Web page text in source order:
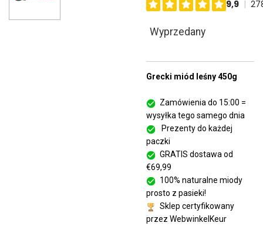
Wyprzedany
Grecki miód leśny 450g
Zamówienia do 15:00 =
wysyłka tego samego dnia
Prezenty do każdej
paczki
GRATIS dostawa od
€69,99
100% naturalne miody
prosto z pasieki!
Sklep certyfikowany
przez WebwinkelKeur